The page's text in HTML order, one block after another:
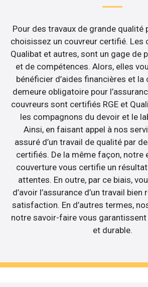
Pour des travaux de grande qualité
choisissez un couvreur certifié. Les
Qualibat et autres, sont un gage de
et de compétences. Alors, elles
bénéficier d’aides financières et la
demeure obligatoire pour
couvreurs sont certifiés RGE et
les compagnons du devoir et le
Ainsi, en faisant appel à nos
assuré d’un travail de qualité par
certifiés. De la même façon, notre
couverture vous certifie un
attentes. En outre, par ce biais,
d’avoir l’assurance d’un travail
satisfaction. En d’autres termes,
notre savoir-faire vous
et durable.